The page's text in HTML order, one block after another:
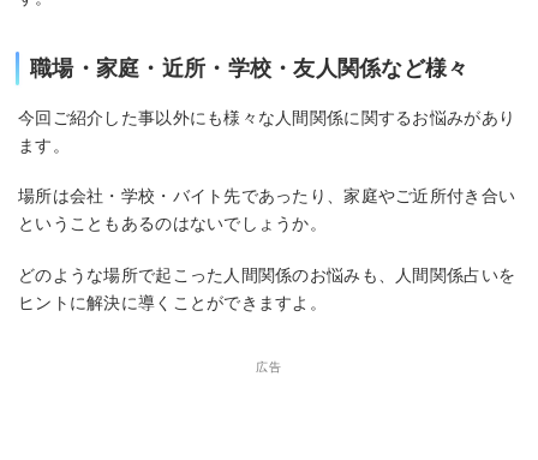
職場・家庭・近所・学校・友人関係など様々
今回ご紹介した事以外にも様々な人間関係に関するお悩みがあり
ます。
場所は会社・学校・バイト先であったり、家庭やご近所付き合い
ということもあるのはないでしょうか。
どのような場所で起こった人間関係のお悩みも、人間関係占いを
ヒントに解決に導くことができますよ。
広告